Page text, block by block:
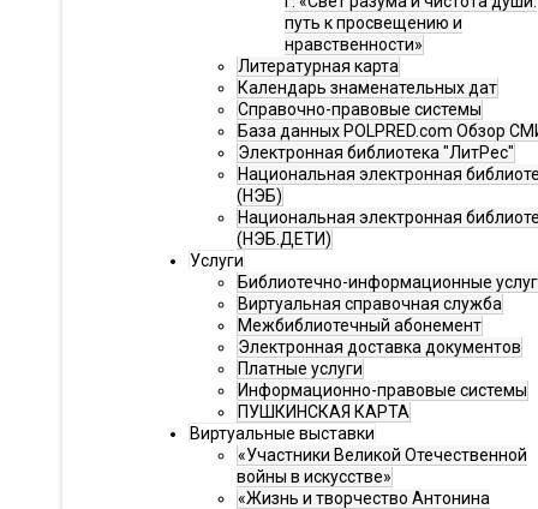
путь к просвещению и
нравственности»
Литературная карта
Календарь знаменательных дат
Справочно-правовые системы
База данных POLPRED.com Обзор
Электронная библиотека "ЛитРес"
Национальная электронная
(НЭБ)
Национальная электронная
(НЭБ.ДЕТИ)
Услуги
Библиотечно-информационные
Виртуальная справочная служба
Межбиблиотечный абонемент
Электронная доставка документов
Платные услуги
Информационно-правовые системы
ПУШКИНСКАЯ КАРТА
Виртуальные выставки
«Участники Великой Отечественной
войны в искусстве»
«Жизнь и творчество Антонина